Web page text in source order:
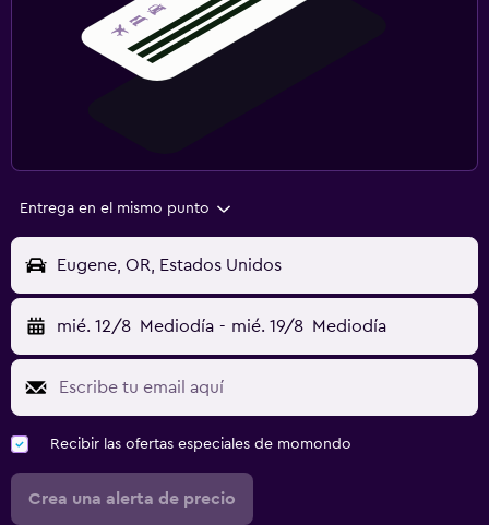
Entrega en el mismo punto
Eugene, OR, Estados Unidos
mié. 12/8 Mediodía - mié. 19/8 Mediodía
Recibir las ofertas especiales de momondo
Crea una alerta de precio